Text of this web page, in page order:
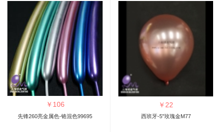
￥ 106
先锋260亮金属色-铬混色99695
￥ 22
西班牙-5"玫瑰金M77